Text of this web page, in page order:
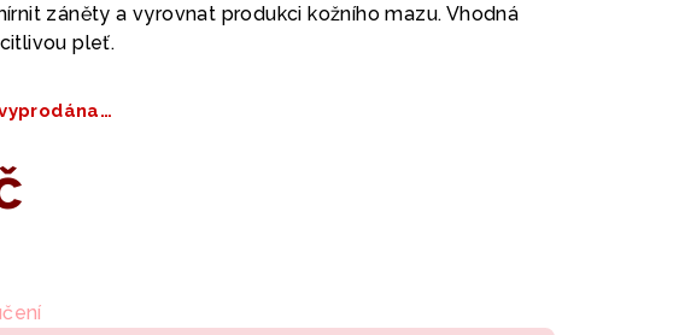
záněty a vyrovnat produkci kožního mazu. Vhodná
pleť.